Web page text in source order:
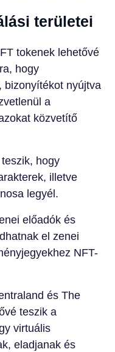
területei
tokenek lehetővé
hogy
bizonyítékot nyújtva
a
közvetítő
hogy
illetve
legyél.
előadók és
el zenei
NFT-
és The
teszik a
virtuális
eladjanak és